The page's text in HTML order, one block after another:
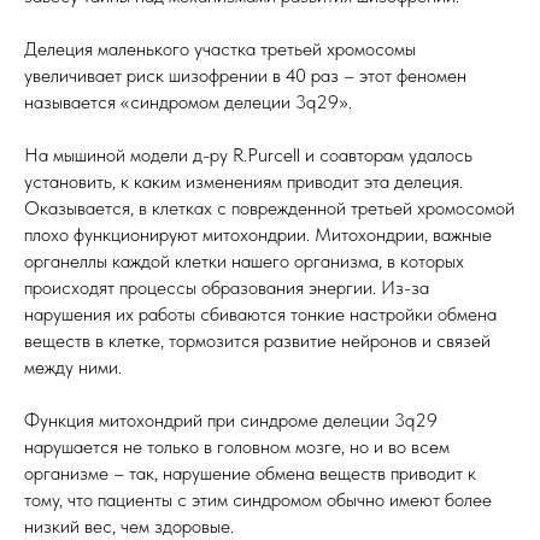
Делеция маленького участка третьей хромосомы
увеличивает риск шизофрении в 40 раз – этот феномен
называется «синдромом делеции 3q29».
На мышиной модели д-ру R.Purcell и соавторам удалось
установить, к каким изменениям приводит эта делеция.
Оказывается, в клетках с поврежденной третьей хромосомой
плохо функционируют митохондрии. Митохондрии, важные
органеллы каждой клетки нашего организма, в которых
происходят процессы образования энергии. Из-за
нарушения их работы сбиваются тонкие настройки обмена
веществ в клетке, тормозится развитие нейронов и связей
между ними.
Функция митохондрий при синдроме делеции 3q29
нарушается не только в головном мозге, но и во всем
организме – так, нарушение обмена веществ приводит к
тому, что пациенты с этим синдромом обычно имеют более
низкий вес, чем здоровые.